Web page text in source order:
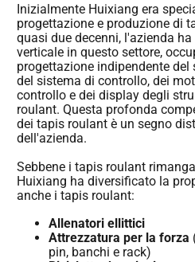
Inizialmente Huixiang era
progettazione e produzione di
quasi due decenni, l'azienda
verticale in questo settore,
progettazione indipendente
del sistema di controllo, dei
controllo e dei display degli
roulant. Questa profonda
dei tapis roulant è un segno
dell'azienda.
Sebbene i tapis roulant
Huixiang ha diversificato la
anche i tapis roulant:
Allenatori ellittici
Attrezzatura per la forza
pin, banchi e rack)